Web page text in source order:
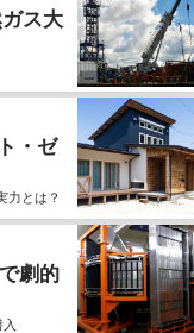
ス大
・ゼ
力とは？
劇的